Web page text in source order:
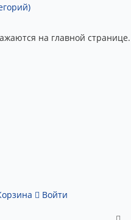
на главной странице.
Войти